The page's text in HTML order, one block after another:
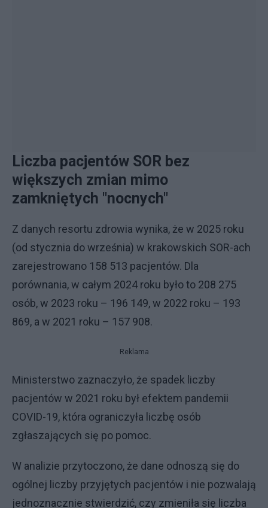
Liczba pacjentów SOR bez
większych zmian mimo
zamkniętych "nocnych"
Z danych resortu zdrowia wynika, że w 2025 roku
(od stycznia do września) w krakowskich SOR-ach
zarejestrowano 158 513 pacjentów. Dla
porównania, w całym 2024 roku było to 208 275
osób, w 2023 roku – 196 149, w 2022 roku – 193
869, a w 2021 roku – 157 908.
Reklama
Ministerstwo zaznaczyło, że spadek liczby
pacjentów w 2021 roku był efektem pandemii
COVID-19, która ograniczyła liczbę osób
zgłaszających się po pomoc.
W analizie przytoczono, że dane odnoszą się do
ogólnej liczby przyjętych pacjentów i nie pozwalają
jednoznacznie stwierdzić, czy zmieniła się liczba